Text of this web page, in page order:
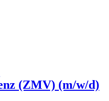
(ZMV) (m/w/d)